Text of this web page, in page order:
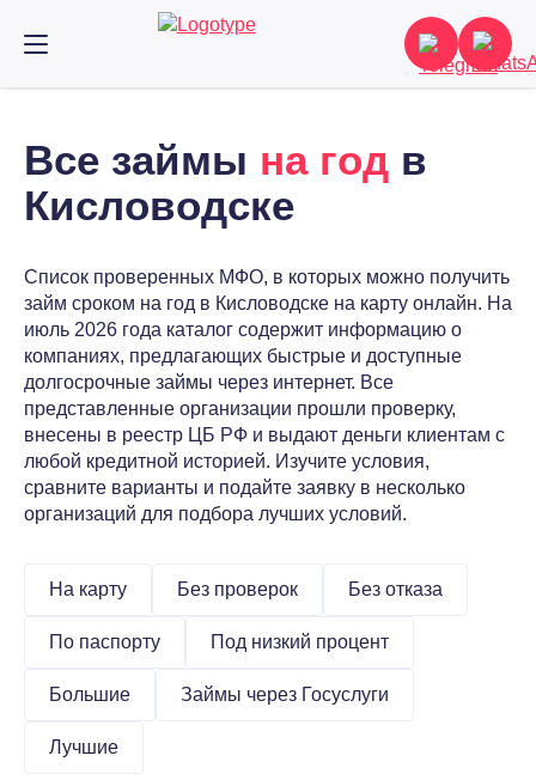
Все займы на год в
Кисловодске
Список проверенных МФО, в которых можно получить
займ сроком на год в Кисловодске на карту онлайн. На
июль 2026 года каталог содержит информацию о
компаниях, предлагающих быстрые и доступные
долгосрочные займы через интернет. Все
представленные организации прошли проверку,
внесены в реестр ЦБ РФ и выдают деньги клиентам с
любой кредитной историей. Изучите условия,
сравните варианты и подайте заявку в несколько
организаций для подбора лучших условий.
На карту Без проверок Без отказа
По паспорту Под низкий процент
Большие Займы через Госуслуги
Лучшие